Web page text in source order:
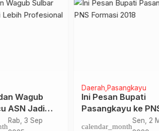
Jadi
dan
3 Sep
Pasangkayu
Ini Pesan Bupati
Pasangkayu ke PNS
calendar_month
Sen, 2 Mar